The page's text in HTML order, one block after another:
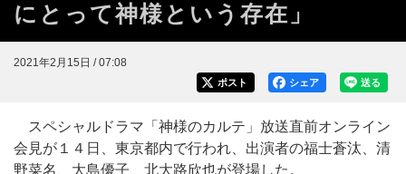
にとって神様という存在」
2021年2月15日 / 07:08
送る
シェア
ポスト
スペシャルドラマ「神様のカルテ」放送直前オンライン
会見が１４日、東京都内で行われ、出演者の福士蒼汰、清
野菜名、大島優子、北大路欣也が登場した。